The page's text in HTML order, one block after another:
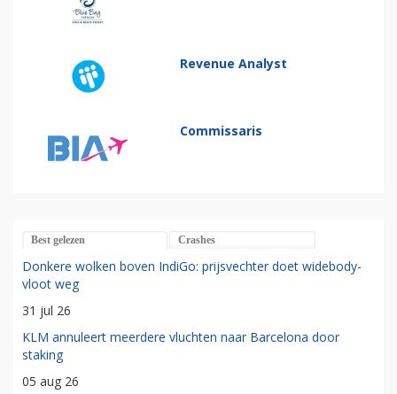
Revenue Analyst
Commissaris
Best gelezen Crashes
Donkere wolken boven IndiGo: prijsvechter doet widebody-
vloot weg
31 jul 26
KLM annuleert meerdere vluchten naar Barcelona door
staking
05 aug 26